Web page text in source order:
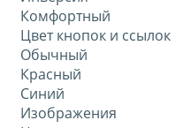
Комфортный
Цвет кнопок и ссылок
Обычный
Красный
Синий
Изображения